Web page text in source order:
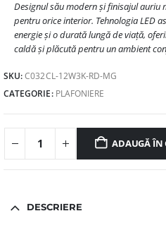
Designul său modern și finisajul auriu
pentru orice interior. Tehnologia LED
energie și o durată lungă de viață,
caldă și plăcută pentru un ambient
SKU:C032CL-12W3K-RD-MG
CATEGORIE: PLAFONIERE
ADAUGĂ ÎN
DESCRIERE